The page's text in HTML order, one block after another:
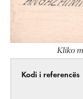
Kliko
Kodi i referencës